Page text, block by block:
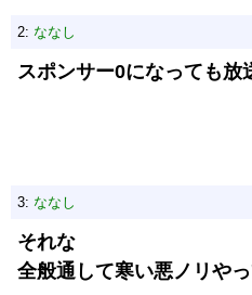
2: ななし
スポンサー0になっても放
3: ななし
それな
全般通して寒い悪ノリや